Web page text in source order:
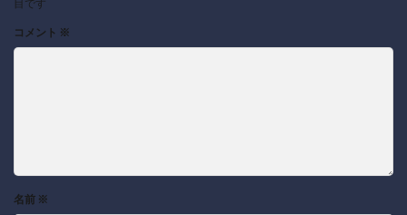
目です
コメント ※
名前 ※